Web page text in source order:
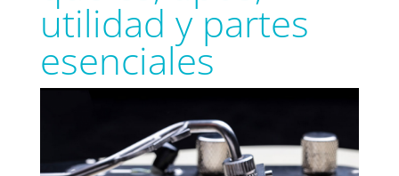
utilidad y partes
esenciales